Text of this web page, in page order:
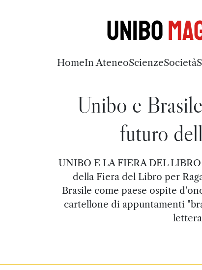
Unibo
HomeIn AteneoScienzeSocietà
Unibo e
futuro
UNIBO E LA FIERA DEL
della Fiera del Libro per
Brasile come paese ospite
cartellone di appuntamenti